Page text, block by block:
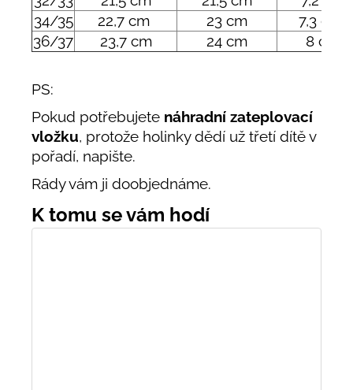
34/35
22,7 cm 23 cm
7,3 cm
36/37
23,7 cm 24 cm 8 cm
PS:
Pokud potřebujete náhradní zateplovací
vložku, protože holinky dědí už třetí dítě v
pořadí, napište.
Rády vám ji doobjednáme.